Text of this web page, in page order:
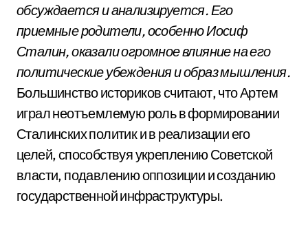
обсуждается и анализируется. Его
приемные родители, особенно Иосиф
Сталин, оказали огромное влияние на его
политические убеждения и образ мышления.
Большинство историков считают, что Артем
играл неотъемлемую роль в формировании
Сталинских политик и в реализации его
целей, способствуя укреплению Советской
власти, подавлению оппозиции и созданию
государственной инфраструктуры.